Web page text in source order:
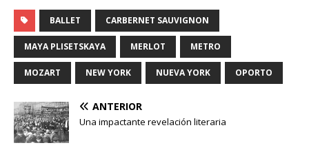
BALLET CARBERNET SAUVIGNON
MAYA PLISETSKAYA MERLOT METRO
MOZART NEW YORK NUEVA YORK OPORTO
ANTERIOR
Una impactante revelación literaria